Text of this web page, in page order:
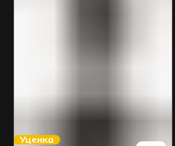
Уценка